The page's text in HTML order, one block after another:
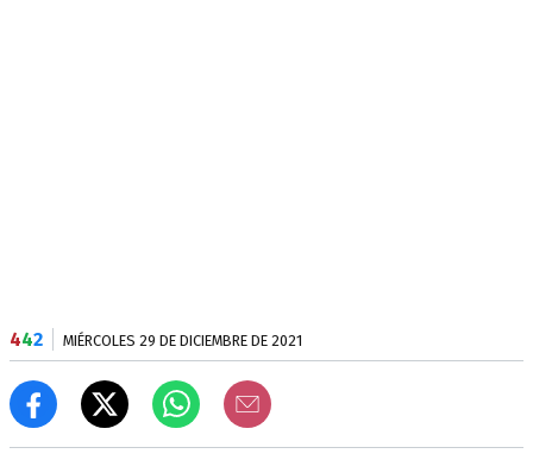
442 MIÉRCOLES 29 DE DICIEMBRE DE 2021